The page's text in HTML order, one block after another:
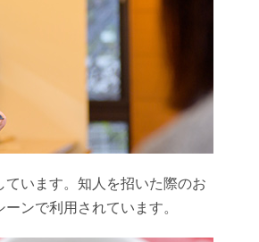
ています。知人を招いた際のお
ンで利用されています。